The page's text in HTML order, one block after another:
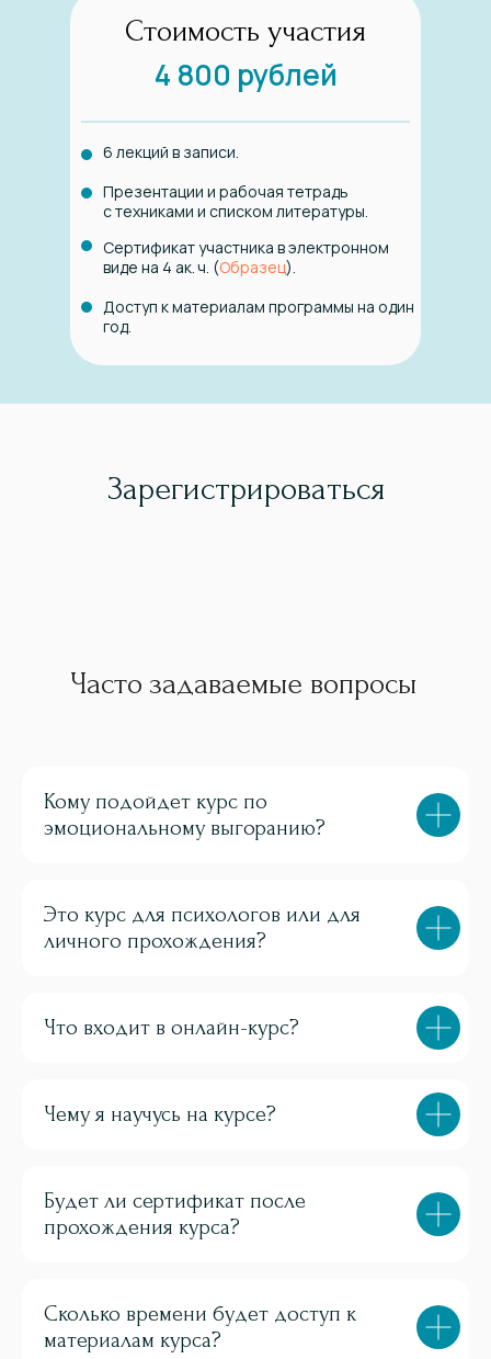
Стоимость участия
4 800 рублей
6 лекций в записи.
Презентации и рабочая тетрадь
с техниками и списком литературы.
Сертификат участника в электронном
виде на 4 ак. ч. (Образец).
Доступ к материалам программы на один
год.
Зарегистрироваться
Часто задаваемые вопросы
Кому подойдет курс по
эмоциональному выгоранию?
Это курс для психологов или для
личного прохождения?
Что входит в онлайн-курс?
Чему я научусь на курсе?
Будет ли сертификат после
прохождения курса?
Сколько времени будет доступ к
материалам курса?